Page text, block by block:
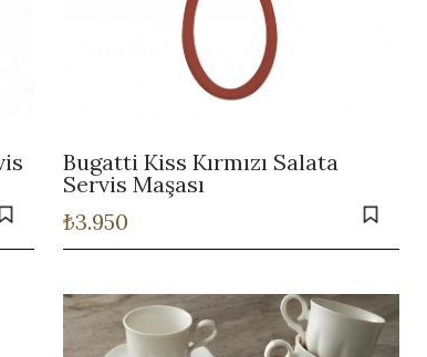
Bugatti Kiss Kırmızı Salata
Servis Maşası
₺3.950